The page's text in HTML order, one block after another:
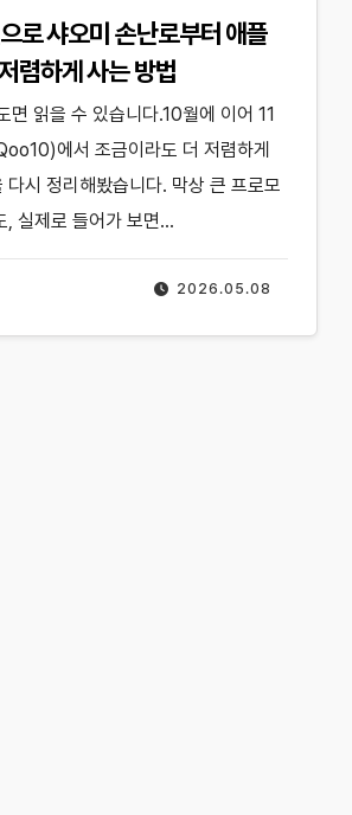
로 샤오미 손난로부터 애플
렴하게 사는 방법
2026.05.08
면 읽을 수 있습니다.10월에 이어 11
에서 조금이라도 더 저렴하게
다시 정리해봤습니다. 막상 큰 프로모
, 실제로 들어가 보면…